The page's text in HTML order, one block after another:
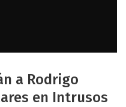
a Rodrigo
en Intrusos